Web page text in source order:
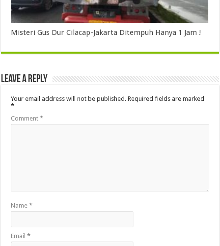
Misteri Gus Dur Cilacap-Jakarta Ditempuh Hanya 1 Jam !
Leave a Reply
Your email address will not be published. Required fields are marked
*
Comment*
Name*
Email*